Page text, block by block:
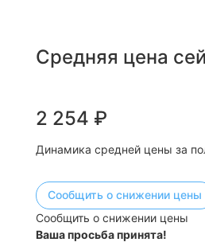
Средняя цена
2 254 ₽
Динамика средней цены за
Сообщить о снижении цены
Сообщить о снижении цены
Ваша просьба принята!